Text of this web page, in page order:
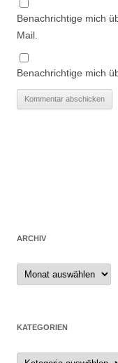
Benachrichtige mich
Mail.
Benachrichtige mich
ARCHIV
Archiv
KATEGORIEN
Kategorien